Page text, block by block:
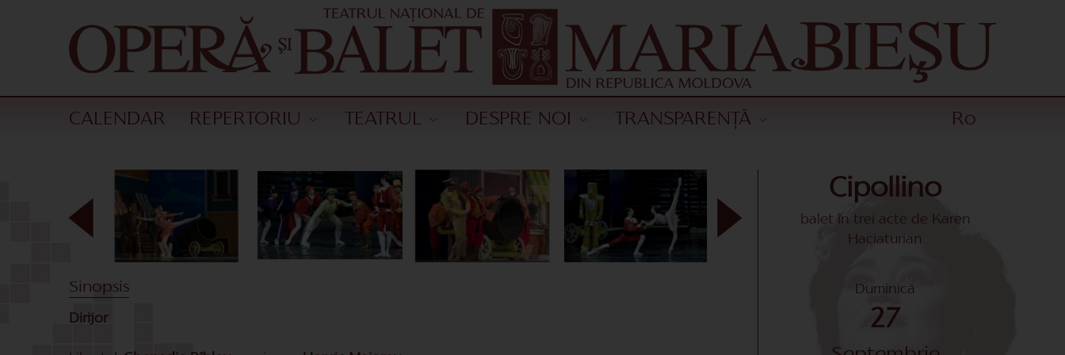
CALENDAR REPERTORIU TEATRUL DESPRE NOI TRANSPARENȚĂ Ro
Sinopsis
Dirijor
Cipollino
balet în trei acte de Karen
Haciaturian
Duminică
27